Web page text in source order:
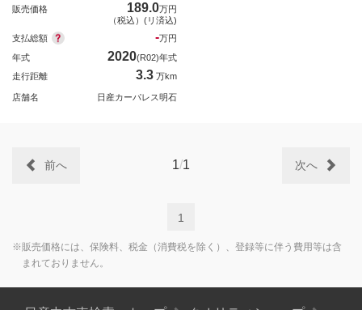
販売価格 189.0万円
（税込）(リ済込)
支払総額
-万円
年式
2020(R02)年式
走行距離
3.3 万km
店舗名 日産カーパレス明石
1/1
前へ 次へ
1
※販売価格には、保険料、税金（消費税を除く）、登録等に伴う費用等は含
まれておりません。